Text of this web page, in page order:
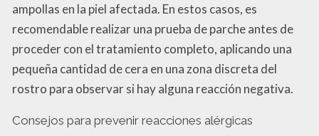
ampollas en la piel afectada. En estos casos, es
recomendable realizar una prueba de parche antes de
proceder con el tratamiento completo, aplicando una
pequeña cantidad de cera en una zona discreta del
rostro para observar si hay alguna reacción negativa.
Consejos para prevenir reacciones alérgicas